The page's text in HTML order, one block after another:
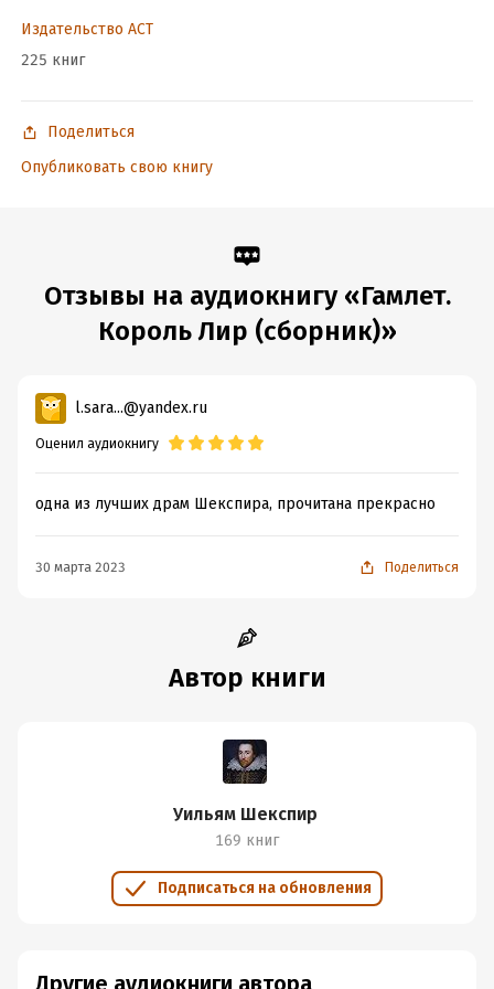
Издательство АСТ
225 книг
Поделиться
Опубликовать свою книгу
Отзывы на аудиокнигу «Гамлет.
Король Лир (сборник)»
l.sara...@yandex.ru
Оценил аудиокнигу
одна из лучших драм Шекспира, прочитана прекрасно
30 марта 2023 Поделиться
Автор книги
Уильям Шекспир
169 книг
Подписаться на обновления
Другие аудиокниги автора